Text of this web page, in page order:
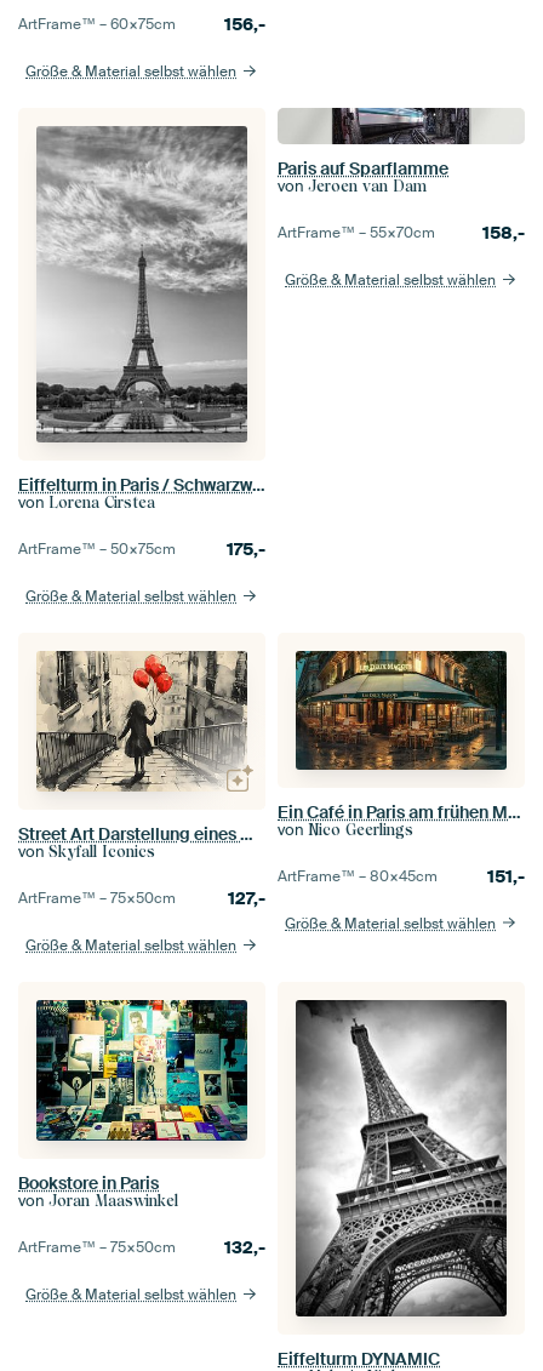
ArtFrame™ –60×75cm 156,-
Größe & Material selbst wählen
Eiffelturm in Paris / Schwarzweiss
von Lorena Cirstea
ArtFrame™ –50×75cm 175,-
Größe & Material selbst wählen
Paris auf Sparflamme
von Jeroen van Dam
ArtFrame™ –55×70cm 158,-
Größe & Material selbst wählen
Street Art Darstellung eines Mädchens mit roten Ballons
von Skyfall Iconics
ArtFrame™ –75×50cm 127,-
Größe & Material selbst wählen
Ein Café in Paris am frühen Morgen / Le Deux Magots
von Nico Geerlings
ArtFrame™ –80×45cm 151,-
Größe & Material selbst wählen
Bookstore in Paris
von Joran Maaswinkel
ArtFrame™ –75×50cm 132,-
Größe & Material selbst wählen
Eiffelturm DYNAMIC